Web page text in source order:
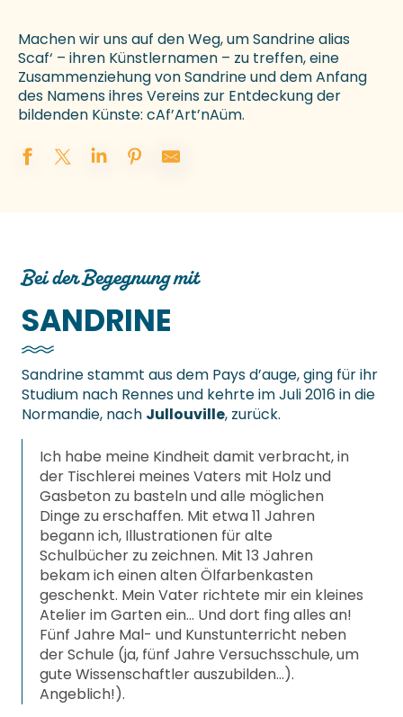
Machen wir uns auf den Weg, um Sandrine alias
Scaf‘ – ihren Künstlernamen – zu treffen, eine
Zusammenziehung von Sandrine und dem Anfang
des Namens ihres Vereins zur Entdeckung der
bildenden Künste: cAf’Art’nAüm.
Bei der Begegnung mit
SANDRINE
Sandrine stammt aus dem Pays d’auge, ging für ihr
Studium nach Rennes und kehrte im Juli 2016 in die
Normandie, nach Jullouville, zurück.
Ich habe meine Kindheit damit verbracht, in
der Tischlerei meines Vaters mit Holz und
Gasbeton zu basteln und alle möglichen
Dinge zu erschaffen. Mit etwa 11 Jahren
begann ich, Illustrationen für alte
Schulbücher zu zeichnen. Mit 13 Jahren
bekam ich einen alten Ölfarbenkasten
geschenkt. Mein Vater richtete mir ein kleines
Atelier im Garten ein… Und dort fing alles an!
Fünf Jahre Mal- und Kunstunterricht neben
der Schule (ja, fünf Jahre Versuchsschule, um
gute Wissenschaftler auszubilden…).
Angeblich!).